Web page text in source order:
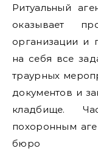
Ритуальный
оказывает
организации и
на себя все
траурных
документов и
кладбище.
похоронным
бюро